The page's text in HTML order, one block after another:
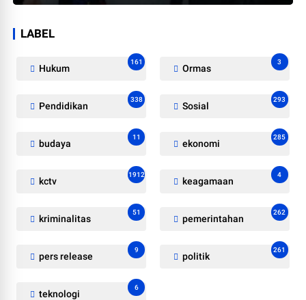
LABEL
Hukum
161
Ormas
3
Pendidikan
338
Sosial
293
budaya
11
ekonomi
285
kctv
1912
keagamaan
4
kriminalitas
51
pemerintahan
262
pers release
9
politik
261
teknologi
6